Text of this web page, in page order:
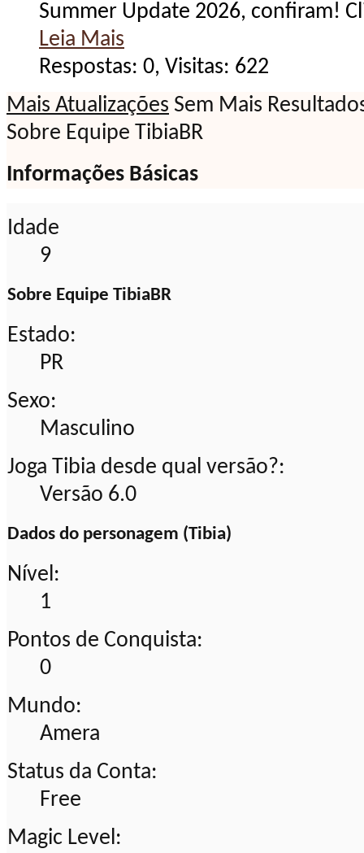
Summer Update 2026, confiram!
Leia Mais
Respostas: 0, Visitas: 622
Mais Atualizações Sem Mais
Sobre Equipe TibiaBR
Informações Básicas
Idade
9
Sobre Equipe TibiaBR
Estado:
PR
Sexo:
Masculino
Joga Tibia desde qual versão?:
Versão 6.0
Dados do personagem (Tibia)
Nível:
1
Pontos de Conquista:
0
Mundo:
Amera
Status da Conta:
Free
Magic Level: